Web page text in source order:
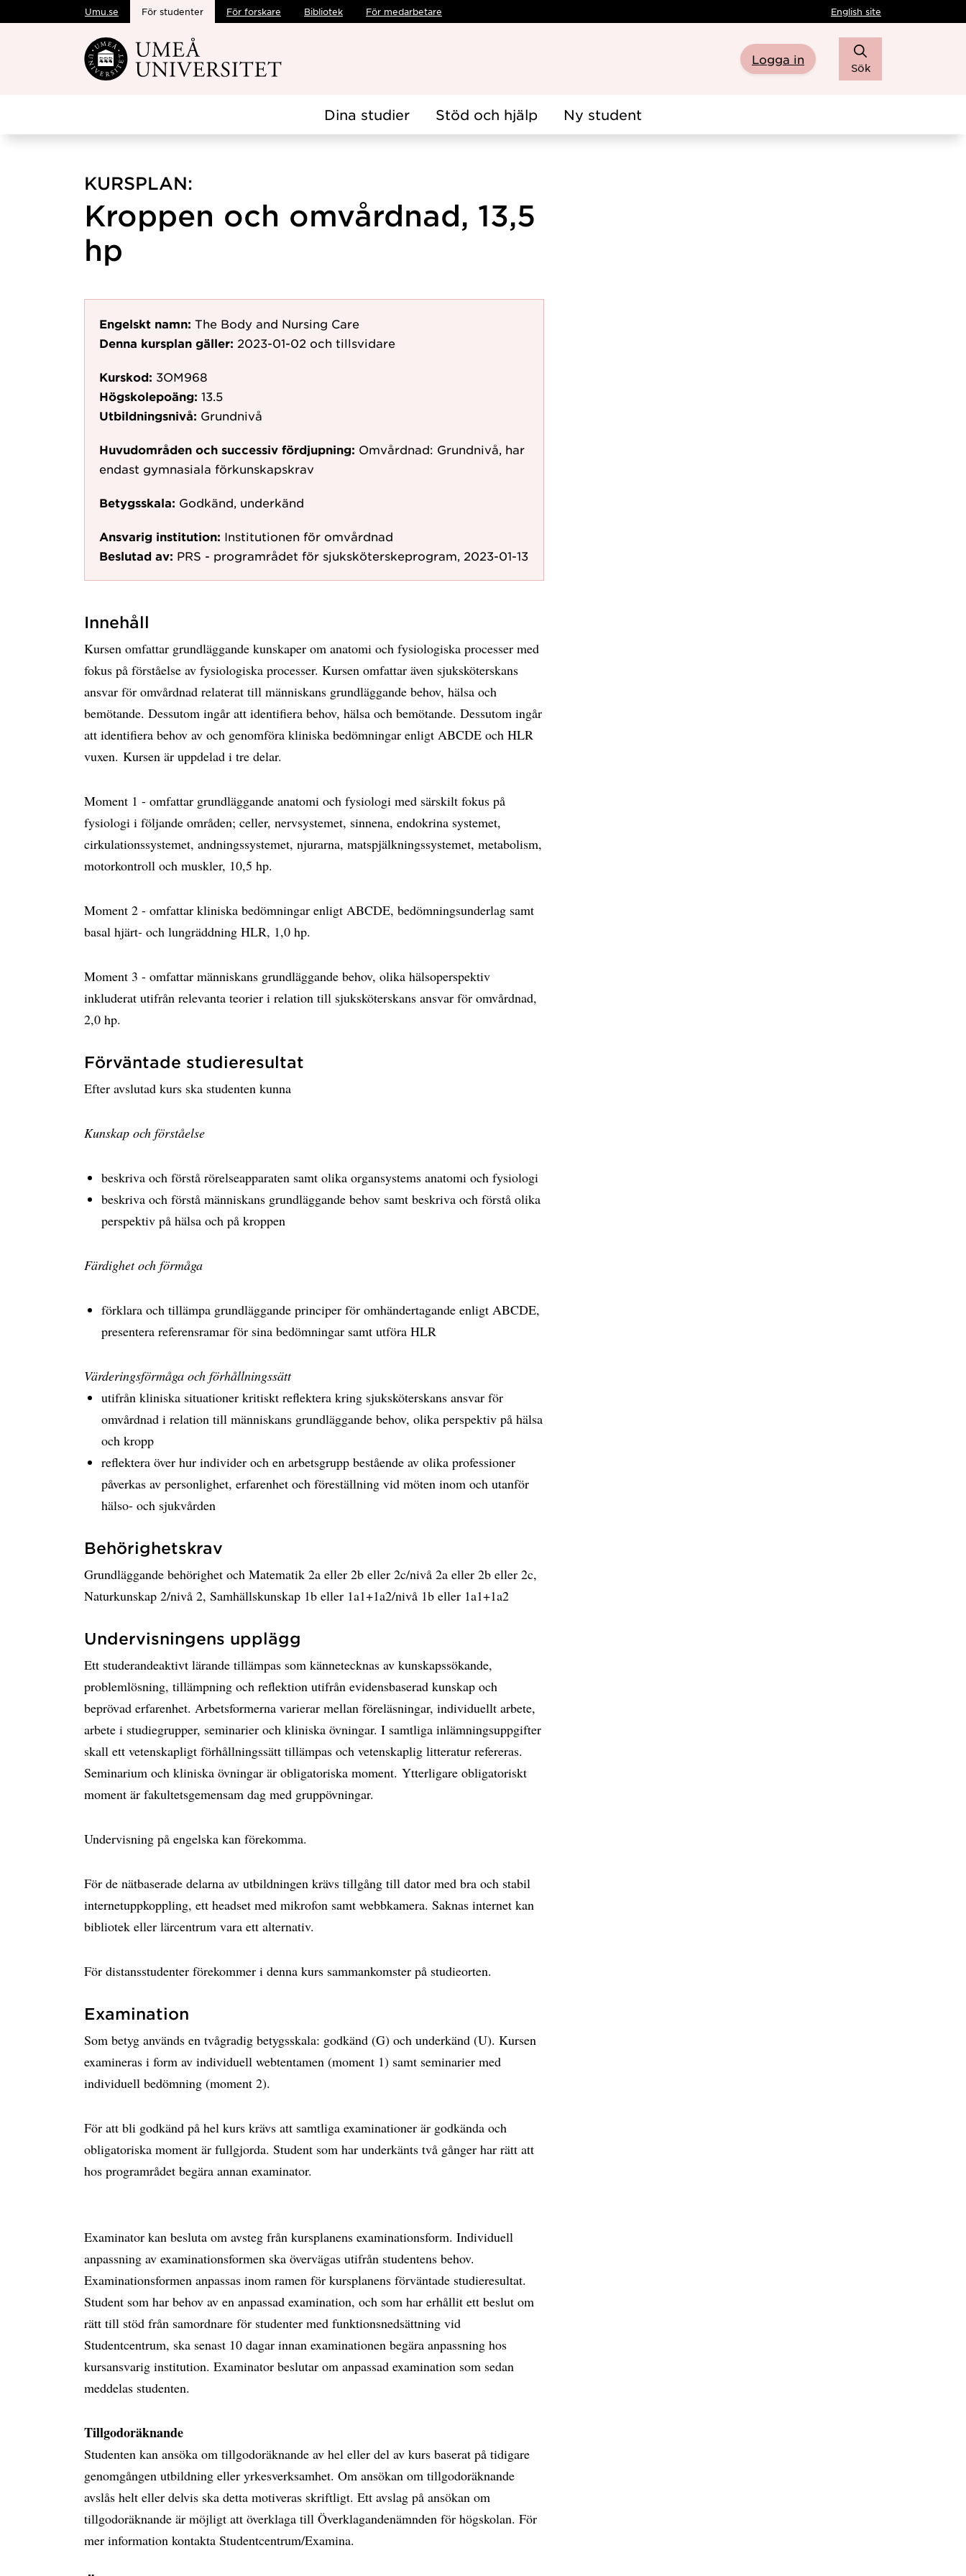
Hoppa direkt till innehållet
Umu.se För studenter För forskare Bibliotek För medarbetare English site
Logga in
Sök
Dina studier Stöd och hjälp Ny student
KURSPLAN:
Kroppen och omvårdnad, 13,5
hp
Engelskt namn: The Body and Nursing Care
Denna kursplan gäller: 2023-01-02 och tillsvidare
Kurskod: 3OM968
Högskolepoäng: 13.5
Utbildningsnivå: Grundnivå
Huvudområden och successiv fördjupning: Omvårdnad: Grundnivå, har
endast gymnasiala förkunskapskrav
Betygsskala: Godkänd, underkänd
Ansvarig institution: Institutionen för omvårdnad
Beslutad av: PRS - programrådet för sjuksköterskeprogram, 2023-01-13
Innehåll
Kursen omfattar grundläggande kunskaper om anatomi och fysiologiska processer med
fokus på förståelse av fysiologiska processer. Kursen omfattar även sjuksköterskans
ansvar för omvårdnad relaterat till människans grundläggande behov, hälsa och
bemötande. Dessutom ingår att identifiera behov, hälsa och bemötande. Dessutom ingår
att identifiera behov av och genomföra kliniska bedömningar enligt ABCDE och HLR
vuxen. Kursen är uppdelad i tre delar.
Moment 1 - omfattar grundläggande anatomi och fysiologi med särskilt fokus på
fysiologi i följande områden; celler, nervsystemet, sinnena, endokrina systemet,
cirkulationssystemet, andningssystemet, njurarna, matspjälkningssystemet, metabolism,
motorkontroll och muskler, 10,5 hp.
Moment 2 - omfattar kliniska bedömningar enligt ABCDE, bedömningsunderlag samt
basal hjärt- och lungräddning HLR, 1,0 hp.
Moment 3 - omfattar människans grundläggande behov, olika hälsoperspektiv
inkluderat utifrån relevanta teorier i relation till sjuksköterskans ansvar för omvårdnad,
2,0 hp.
Förväntade studieresultat
Efter avslutad kurs ska studenten kunna
Kunskap och förståelse
beskriva och förstå rörelseapparaten samt olika organsystems anatomi och fysiologi
beskriva och förstå människans grundläggande behov samt beskriva och förstå olika
perspektiv på hälsa och på kroppen
Färdighet och förmåga
förklara och tillämpa grundläggande principer för omhändertagande enligt ABCDE,
presentera referensramar för sina bedömningar samt utföra HLR
Värderingsförmåga och förhållningssätt
utifrån kliniska situationer kritiskt reflektera kring sjuksköterskans ansvar för
omvårdnad i relation till människans grundläggande behov, olika perspektiv på hälsa
och kropp
reflektera över hur individer och en arbetsgrupp bestående av olika professioner
påverkas av personlighet, erfarenhet och föreställning vid möten inom och utanför
hälso- och sjukvården
Behörighetskrav
Grundläggande behörighet och Matematik 2a eller 2b eller 2c/nivå 2a eller 2b eller 2c,
Naturkunskap 2/nivå 2, Samhällskunskap 1b eller 1a1+1a2/nivå 1b eller 1a1+1a2
Undervisningens upplägg
Ett studerandeaktivt lärande tillämpas som kännetecknas av kunskapssökande,
problemlösning, tillämpning och reflektion utifrån evidensbaserad kunskap och
beprövad erfarenhet. Arbetsformerna varierar mellan föreläsningar, individuellt arbete,
arbete i studiegrupper, seminarier och kliniska övningar. I samtliga inlämningsuppgifter
skall ett vetenskapligt förhållningssätt tillämpas och vetenskaplig litteratur refereras.
Seminarium och kliniska övningar är obligatoriska moment. Ytterligare obligatoriskt
moment är fakultetsgemensam dag med gruppövningar.
Undervisning på engelska kan förekomma.
För de nätbaserade delarna av utbildningen krävs tillgång till dator med bra och stabil
internetuppkoppling, ett headset med mikrofon samt webbkamera. Saknas internet kan
bibliotek eller lärcentrum vara ett alternativ.
För distansstudenter förekommer i denna kurs sammankomster på studieorten.
Examination
Som betyg används en tvågradig betygsskala: godkänd (G) och underkänd (U). Kursen
examineras i form av individuell webtentamen (moment 1) samt seminarier med
individuell bedömning (moment 2).
För att bli godkänd på hel kurs krävs att samtliga examinationer är godkända och
obligatoriska moment är fullgjorda. Student som har underkänts två gånger har rätt att
hos programrådet begära annan examinator.
Examinator kan besluta om avsteg från kursplanens examinationsform. Individuell
anpassning av examinationsformen ska övervägas utifrån studentens behov.
Examinationsformen anpassas inom ramen för kursplanens förväntade studieresultat.
Student som har behov av en anpassad examination, och som har erhållit ett beslut om
rätt till stöd från samordnare för studenter med funktionsnedsättning vid
Studentcentrum, ska senast 10 dagar innan examinationen begära anpassning hos
kursansvarig institution. Examinator beslutar om anpassad examination som sedan
meddelas studenten.
Tillgodoräknande
Studenten kan ansöka om tillgodoräknande av hel eller del av kurs baserat på tidigare
genomgången utbildning eller yrkesverksamhet. Om ansökan om tillgodoräknande
avslås helt eller delvis ska detta motiveras skriftligt. Ett avslag på ansökan om
tillgodoräknande är möjligt att överklaga till Överklagandenämnden för högskolan. För
mer information kontakta Studentcentrum/Examina.